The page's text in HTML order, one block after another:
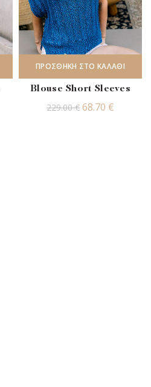
ΠΡΟΣΘΉΚΗ ΣΤΟ ΚΑΛΆΘΙ
Blouse Short Sleeves
229.00€ Original
68.70 €